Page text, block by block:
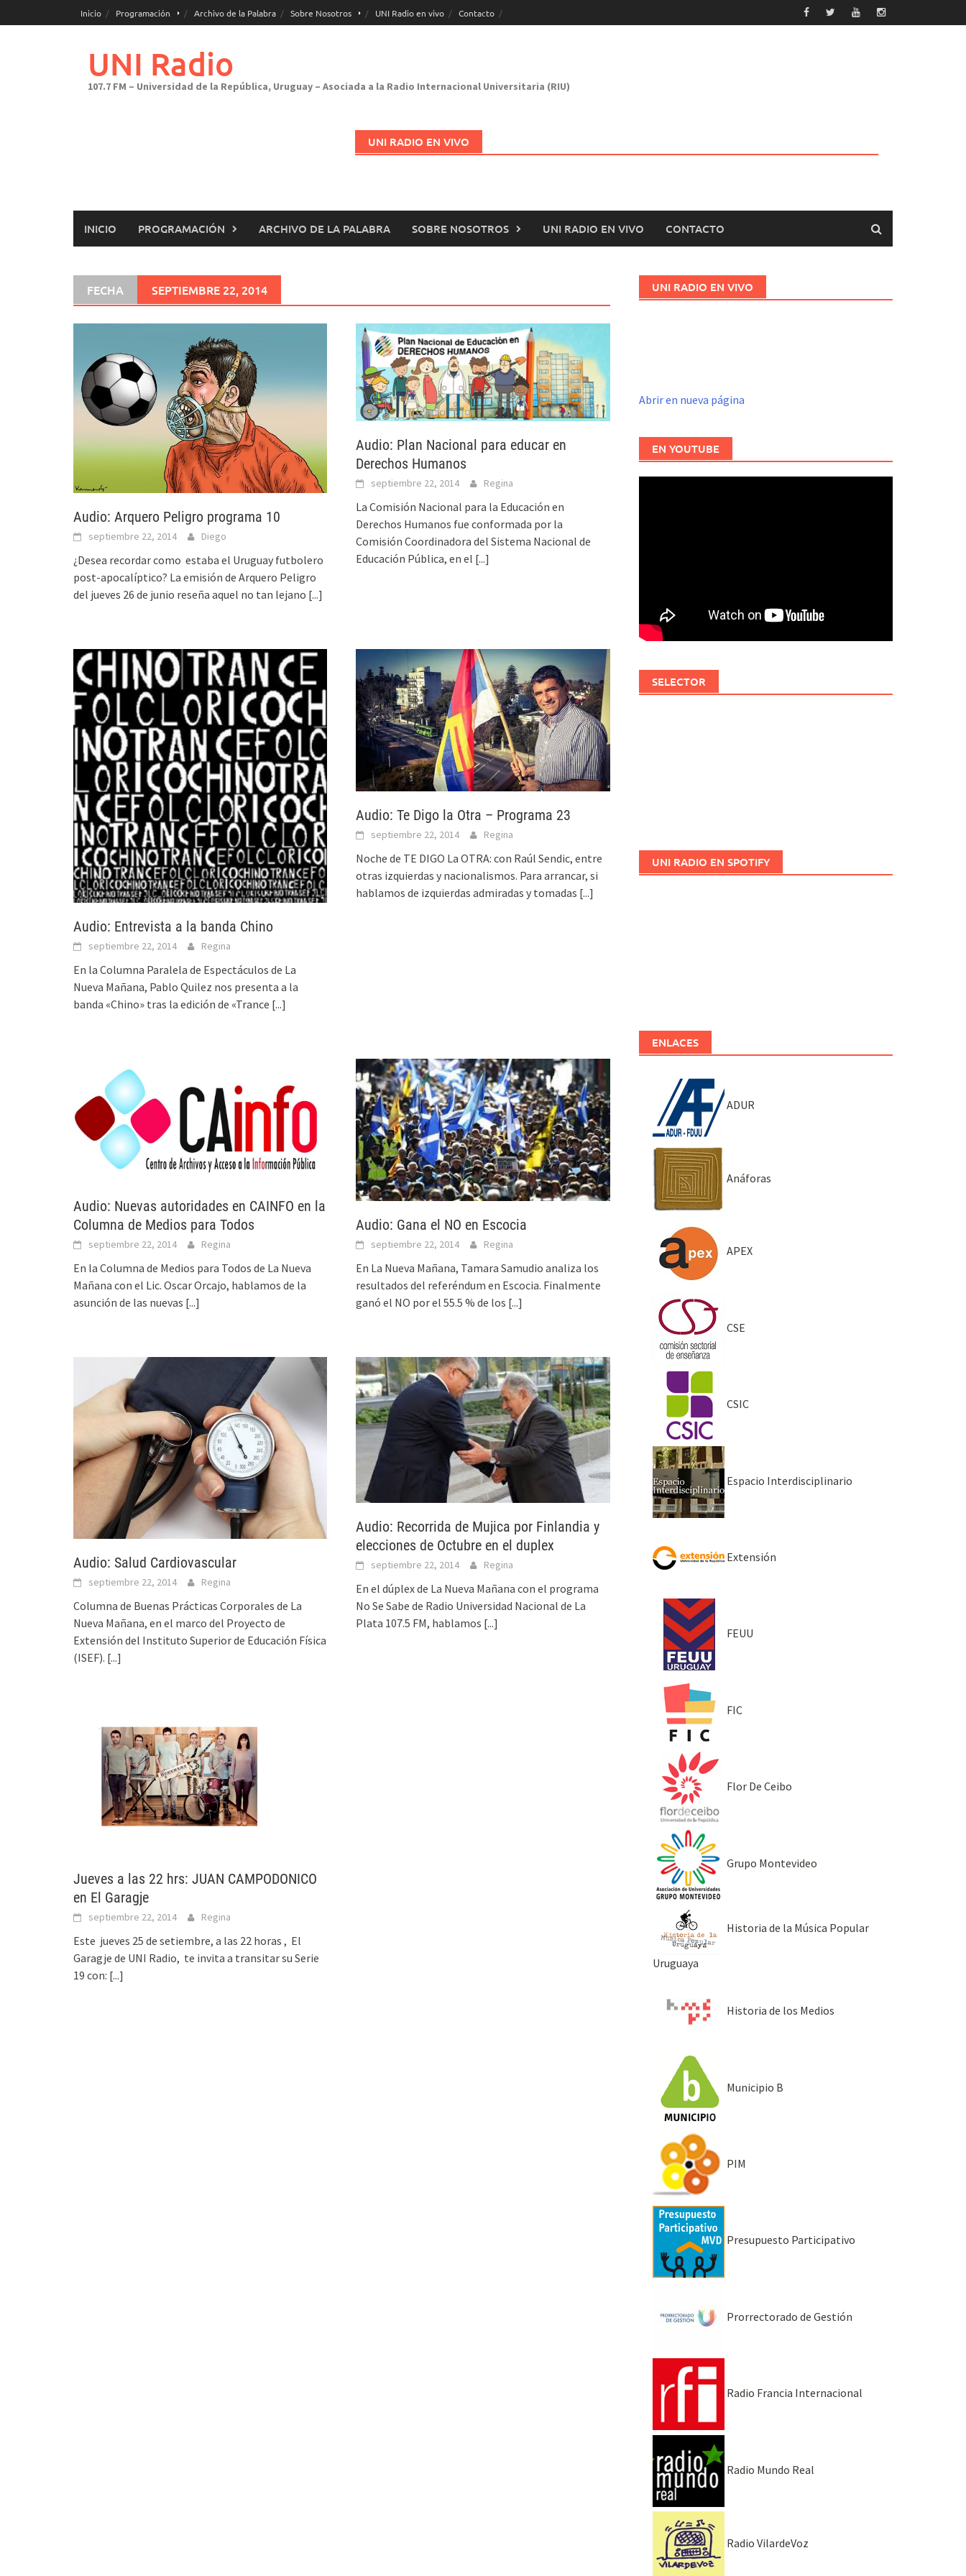
al
Inicio Programación Archivo de la Palabra Sobre Nosotros UNI Radio en vivo Contacto
UNI Radio
107.7 FM – Universidad de la República, Uruguay – Asociada a la Radio Internacional Universitaria (RIU)
UNI RADIO EN VIVO
INICIO PROGRAMACIÓN ARCHIVO DE LA PALABRA SOBRE NOSOTROS UNI RADIO EN VIVO CONTACTO
FECHA SEPTIEMBRE 22, 2014
Audio: Arquero Peligro programa 10
septiembre 22, 2014 Diego
¿Desea recordar como estaba el Uruguay futbolero
post-apocalíptico? La emisión de Arquero Peligro
del jueves 26 de junio reseña aquel no tan lejano [...]
Audio: Plan Nacional para educar en
Derechos Humanos
septiembre 22, 2014 Regina
La Comisión Nacional para la Educación en
Derechos Humanos fue conformada por la
Comisión Coordinadora del Sistema Nacional de
Educación Pública, en el [...]
Audio: Entrevista a la banda Chino
septiembre 22, 2014 Regina
En la Columna Paralela de Espectáculos de La
Nueva Mañana, Pablo Quilez nos presenta a la
banda «Chino» tras la edición de «Trance [...]
Audio: Te Digo la Otra – Programa 23
septiembre 22, 2014 Regina
Noche de TE DIGO La OTRA: con Raúl Sendic, entre
otras izquierdas y nacionalismos. Para arrancar, si
hablamos de izquierdas admiradas y tomadas [...]
Audio: Nuevas autoridades en CAINFO en la
Columna de Medios para Todos
septiembre 22, 2014 Regina
En la Columna de Medios para Todos de La Nueva
Mañana con el Lic. Oscar Orcajo, hablamos de la
asunción de las nuevas [...]
Audio: Gana el NO en Escocia
septiembre 22, 2014 Regina
En La Nueva Mañana, Tamara Samudio analiza los
resultados del referéndum en Escocia. Finalmente
ganó el NO por el 55.5 % de los [...]
Audio: Salud Cardiovascular
septiembre 22, 2014 Regina
Columna de Buenas Prácticas Corporales de La
Nueva Mañana, en el marco del Proyecto de
Extensión del Instituto Superior de Educación Física
(ISEF). [...]
Audio: Recorrida de Mujica por Finlandia y
elecciones de Octubre en el duplex
septiembre 22, 2014 Regina
En el dúplex de La Nueva Mañana con el programa
No Se Sabe de Radio Universidad Nacional de La
Plata 107.5 FM, hablamos [...]
Jueves a las 22 hrs: JUAN CAMPODONICO
en El Garagje
septiembre 22, 2014 Regina
Este jueves 25 de setiembre, a las 22 horas , El
Garagje de UNI Radio, te invita a transitar su Serie
19 con: [...]
UNI RADIO EN VIVO
Abrir en nueva página
EN YOUTUBE
SELECTOR
UNI RADIO EN SPOTIFY
ENLACES
ADUR
Anáforas
APEX
CSE
CSIC
Espacio Interdisciplinario
Extensión
FEUU
FIC
Flor De Ceibo
Grupo Montevideo
Historia de la Música Popular
Uruguaya
Historia de los Medios
Municipio B
PIM
Presupuesto Participativo
Prorrectorado de Gestión
Radio Francia Internacional
Radio Mundo Real
Radio VilardeVoz